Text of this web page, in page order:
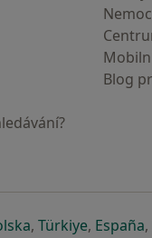
Blog
se otevře v nové
, Türkiyese
, España,